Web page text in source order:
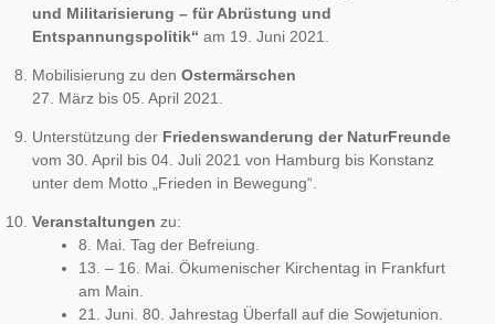
und Militarisierung – für Abrüstung und
Entspannungspolitik“ am 19. Juni 2021.
Mobilisierung zu den Ostermärschen
27. März bis 05. April 2021.
Unterstützung der Friedenswanderung der NaturFreunde
vom 30. April bis 04. Juli 2021 von Hamburg bis Konstanz
unter dem Motto „Frieden in Bewegung“.
Veranstaltungen zu:
8. Mai. Tag der Befreiung.
13. – 16. Mai. Ökumenischer Kirchentag in Frankfurt
am Main.
21. Juni. 80. Jahrestag Überfall auf die Sowjetunion.